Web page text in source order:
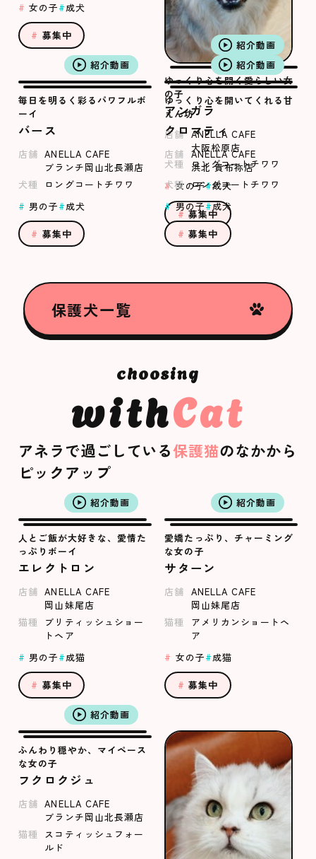
女の子 成犬
募集中
紹介動画
ゆっくり心を開く愛らしい女
の子
アンガラ
店舗 ANELLA CAFE
大阪松原店
犬種
ロングコートチワワ
女の子 成犬
募集中
紹介動画
毎日を明るく彩るパワフルボ
ーイ
バース
店舗 ANELLA CAFE
ブランチ岡山北長瀬店
犬種
ロングコートチワワ
男の子
成犬
募集中
紹介動画
ゆっくり心を開いてくれる甘
えん坊
クロマティ
店舗 ANELLA CAFE
浜北 貴布祢店
犬種 ロングコートチワワ
男の子 成犬
募集中
保護犬一覧
withCat
アネラで過ごしている保護猫のなかから
ピックアップ
紹介動画
人とご飯が大好きな、愛情た
っぷりボーイ
エレクトロン
店舗 ANELLA CAFE
岡山妹尾店
猫種
ブリティッシュショー
トヘア
男の子
成猫
募集中
紹介動画
愛嬌たっぷり、チャーミング
な女の子
サターン
店舗 ANELLA CAFE
岡山妹尾店
猫種
アメリカンショートヘ
ア
女の子
成猫
募集中
紹介動画
ふんわり穏やか、マイペース
な女の子
フクロクジュ
店舗 ANELLA CAFE
ブランチ岡山北長瀬店
猫種
スコティッシュフォー
ルド